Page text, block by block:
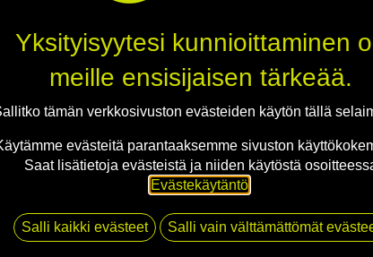
Mikäli valitset asennuksen,
EI ASENNUSTA
Yksityisyytesi kunnioittaminen
meille ensisijaisen tärkeää.
tämän verkkosivuston evästeiden käytön tällä
evästeitä parantaaksemme sivuston
Saat lisätietoja evästeistä ja niiden käytöstä
Evästekäytäntö.
Salli kaikki evästeet Salli vain välttämättömät